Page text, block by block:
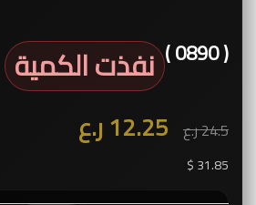
( 0890 ) نفذت الكمية
24.5 ر.ع 12.25 ر.ع
31.85 $